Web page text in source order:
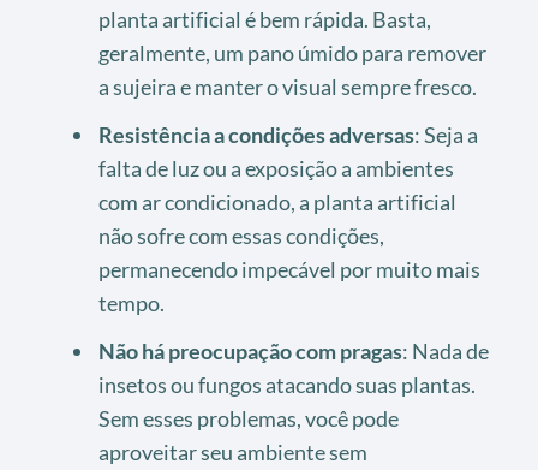
planta artificial é bem rápida. Basta,
geralmente, um pano úmido para remover
a sujeira e manter o visual sempre fresco.
Resistência a condições adversas: Seja a
falta de luz ou a exposição a ambientes
com ar condicionado, a planta artificial
não sofre com essas condições,
permanecendo impecável por muito mais
tempo.
Não há preocupação com pragas: Nada de
insetos ou fungos atacando suas plantas.
Sem esses problemas, você pode
aproveitar seu ambiente sem